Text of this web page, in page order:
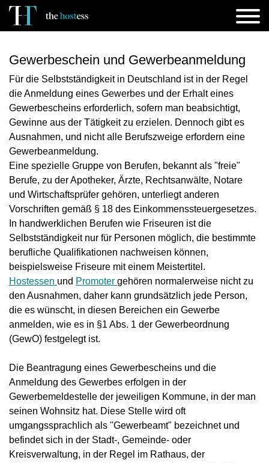
Gewerbeschein und Gewerbeanmeldung
Für die Selbstständigkeit in Deutschland ist in der Regel
die Anmeldung eines Gewerbes und der Erhalt eines
Gewerbescheins erforderlich, sofern man beabsichtigt,
Gewinne aus der Tätigkeit zu erzielen. Dennoch gibt es
Ausnahmen, und nicht alle Berufszweige erfordern eine
Gewerbeanmeldung.
Eine spezielle Gruppe von Berufen, bekannt als "freie"
Berufe, zu der Apotheker, Ärzte, Rechtsanwälte, Notare
und Wirtschaftsprüfer gehören, unterliegt anderen
Vorschriften gemäß § 18 des Einkommenssteuergesetzes.
In handwerklichen Berufen wie Friseuren ist die
Selbstständigkeit nur für Personen möglich, die bestimmte
berufliche Qualifikationen nachweisen können,
beispielsweise Friseure mit einem Meistertitel.
Hostessen und Promoter gehören normalerweise nicht zu
den Ausnahmen, daher kann grundsätzlich jede Person,
die es wünscht, in diesen Bereichen ein Gewerbe
anmelden, wie es in §1 Abs. 1 der Gewerbeordnung
(GewO) festgelegt ist.
Die Beantragung eines Gewerbescheins und die
Anmeldung des Gewerbes erfolgen in der
Gewerbemeldestelle der jeweiligen Kommune, in der man
seinen Wohnsitz hat. Diese Stelle wird oft
umgangssprachlich als "Gewerbeamt" bezeichnet und
befindet sich in der Stadt-, Gemeinde- oder
Kreisverwaltung, in der Regel im Rathaus, der